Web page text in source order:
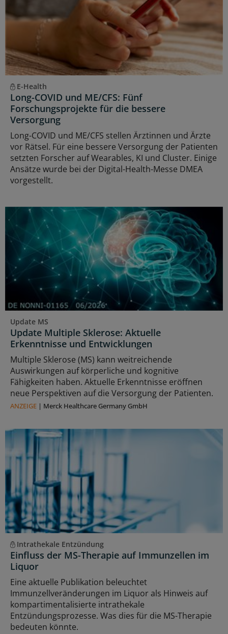
E-Health
Long-COVID und ME/CFS: Fünf
Forschungsprojekte für die bessere
Versorgung
Long-COVID und ME/CFS stellen Ärztinnen und Ärzte
vor Rätsel. Für eine bessere Versorgung der Patienten
setzten Forscher auf Wearables, KI und Cluster. Einige
Ansätze wurde bei der Digital-Health-Messe DMEA
vorgestellt.
Update MS
Update Multiple Sklerose: Aktuelle
Erkenntnisse und Entwicklungen
Multiple Sklerose (MS) kann weitreichende
Auswirkungen auf körperliche und kognitive
Fähigkeiten haben. Aktuelle Erkenntnisse eröffnen
neue Perspektiven auf die Versorgung der Patienten.
ANZEIGE | Merck Healthcare Germany GmbH
Intrathekale Entzündung
Einfluss der MS-Therapie auf Immunzellen im
Liquor
Eine aktuelle Publikation beleuchtet
Immunzellveränderungen im Liquor als Hinweis auf
kompartimentalisierte intrathekale
Entzündungsprozesse. Was dies für die MS-Therapie
bedeuten könnte.